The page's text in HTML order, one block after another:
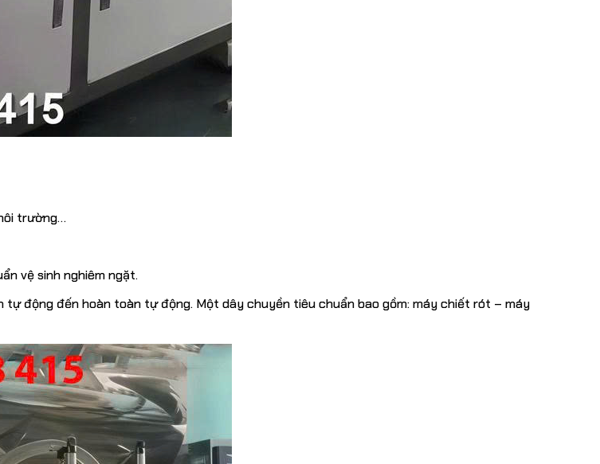
trường…
vệ sinh nghiêm ngặt.
động đến hoàn toàn tự động. Một dây chuyền tiêu chuẩn bao gồm: máy chiết rót – máy